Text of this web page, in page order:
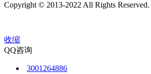
Copyright © 2013-2022 All Rights Reserved.
收缩
QQ咨询
3001264886